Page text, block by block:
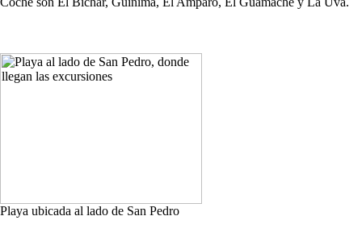
Playa ubicada al lado de San Pedro